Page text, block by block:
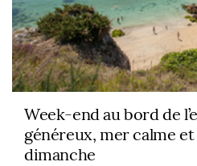
Week-end au bord de
généreux, mer calme
dimanche